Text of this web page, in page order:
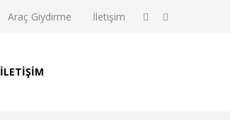
Araç Giydirme İletişim
İLETIŞIM